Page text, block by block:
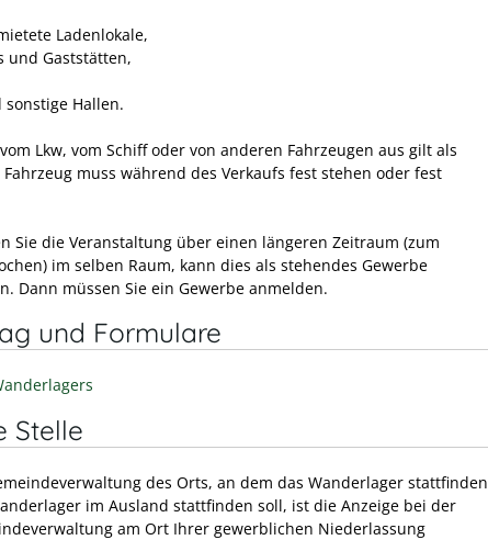
Ladenlokale,
und Gaststätten,
Hallen.
Lkw, vom Schiff oder von anderen Fahrzeugen aus gilt als
muss während des Verkaufs fest stehen oder fest
Sie die Veranstaltung über einen längeren Zeitraum (zum
im selben Raum, kann dies als stehendes Gewerbe
Dann müssen Sie ein Gewerbe anmelden.
und Formulare
Stelle
des Orts, an dem das Wanderlager stattfinden
im Ausland stattfinden soll, ist die Anzeige bei der
am Ort Ihrer gewerblichen Niederlassung